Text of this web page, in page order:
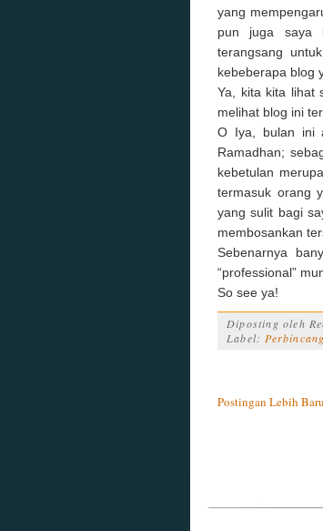
yang
pun juga saya
terangsang
kebeberapa blog
Ya, kita kita lihat
melihat blog ini
O Iya, bulan ini
Ramadhan;
kebetulan
termasuk orang
yang sulit bagi
membosankan
Sebenarnya
“professional”
So see ya!
Diposting oleh
Label:
Postingan Lebih Baru